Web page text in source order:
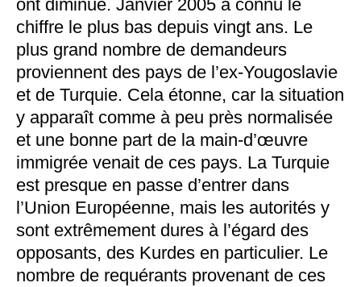
ont diminué. Janvier 2005 a connu le
chiffre le plus bas depuis vingt ans. Le
plus grand nombre de demandeurs
proviennent des pays de l’ex-Yougoslavie
et de Turquie. Cela étonne, car la situation
y apparaît comme à peu près normalisée
et une bonne part de la main-d’œuvre
immigrée venait de ces pays. La Turquie
est presque en passe d’entrer dans
l’Union Européenne, mais les autorités y
sont extrêmement dures à l’égard des
opposants, des Kurdes en particulier. Le
nombre de requérants provenant de ces